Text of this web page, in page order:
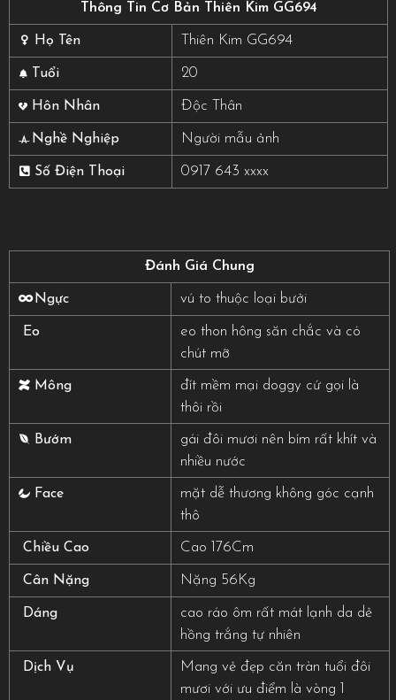
Thông Tin Cơ Bản Thiên Kim GG694
Họ Tên Thiên Kim GG694
Tuổi 20
Hôn Nhân Độc Thân
Nghề Nghiệp Người mẫu ảnh
Số Điện Thoại 0917 643 xxxx
Đánh Giá Chung
Ngực vú to thuộc loại bưởi
Eo
eo thon hông săn chắc và có
chút mỡ
Mông
đít mềm mại doggy cứ gọi là
thôi rồi
Bướm
gái đôi mươi nên bím rất khít và
nhiều nước
Face
mặt dễ thương không góc cạnh
thô
Chiều Cao Cao 176Cm
Cân Nặng Nặng 56Kg
Dáng
cao ráo ôm rất mát lạnh da dẻ
hồng trắng tự nhiên
Dịch Vụ
Mang vẻ đẹp căn tràn tuổi đôi
mươi với ưu điểm là vòng 1